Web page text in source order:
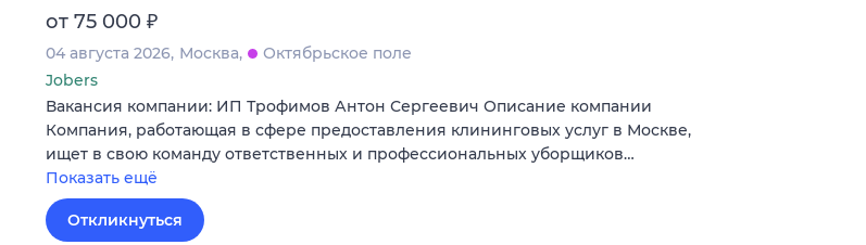
от 75 000 ₽
04 августа 2026 Москва
Октябрьское поле
Jobers
Вакансия компании: ИП Трофимов Антон Сергеевич Описание компании
Компания, работающая в сфере предоставления клининговых услуг в Москве,
ищет в свою команду ответственных и профессиональных уборщиков…
Показать ещё
Откликнуться